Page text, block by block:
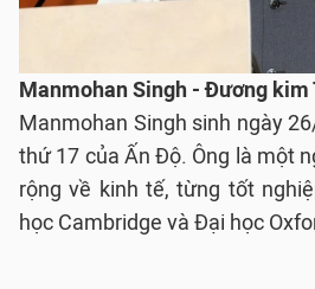
Manmohan Singh - Đương kim
Manmohan Singh sinh ngày
thứ 17 của Ấn Độ. Ông là một
rộng về kinh tế, từng tốt
học Cambridge và Đại học